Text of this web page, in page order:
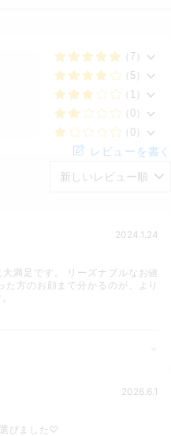
（7）
（5）
（1）
（0）
（0）
レビューを書く
2024.1.24
満足です。 リーズナブルなお値
方のお顔まで分かるのが、より
2026.6.1
びました♡